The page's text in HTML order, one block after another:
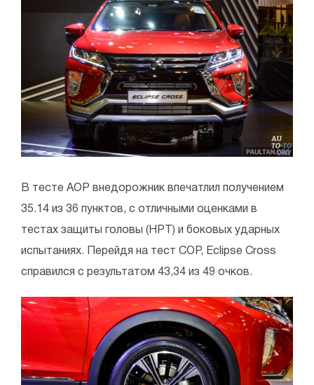
В тесте AOP внедорожник впечатлил получением
35.14 из 36 пунктов, с отличными оценками в
тестах защиты головы (HPT) и боковых ударных
испытаниях. Перейдя на тест COP, Eclipse Cross
справился с результатом 43,34 из 49 очков.